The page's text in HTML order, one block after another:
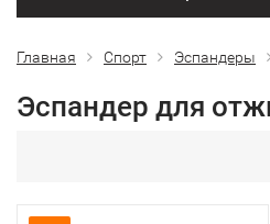
Главная Спорт Эспандеры
Эспандер для